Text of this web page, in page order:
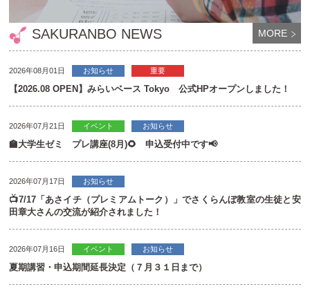
SAKURANBO NEWS MORE
2026年08月01日 お知らせ 重要
【2026.08 OPEN】みらいベース Tokyo 公式HPオープンしました！
2026年07月21日 イベント お知らせ
🏫大学生ゼミ プレ講座(8月)🌻 申込受付中です📢
2026年07月17日 お知らせ
📺7/17「あさイチ（プレミアムトーク）」でさくらんぼ教室の生徒と安
田章大さんの交流が紹介されました！
2026年07月16日 イベント お知らせ
夏期講習・申込期間延長決定（７月３１日まで）